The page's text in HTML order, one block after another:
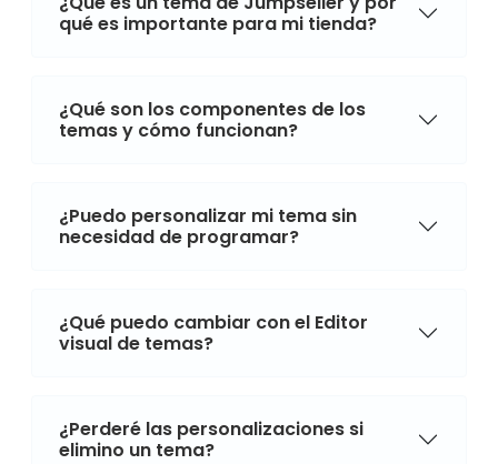
qué es importante para mi tienda?
¿Qué son los componentes de los
temas y cómo funcionan?
¿Puedo personalizar mi tema sin
necesidad de programar?
¿Qué puedo cambiar con el Editor
visual de temas?
¿Perderé las personalizaciones si
elimino un tema?